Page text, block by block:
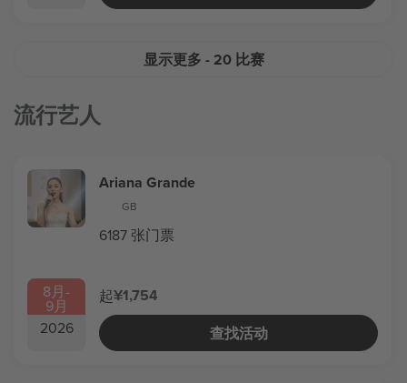
显示更多 - 20 比赛
流行艺人
8月-
9月
2026
Ariana Grande
GB
6187 张门票
起¥1,754
查找活动